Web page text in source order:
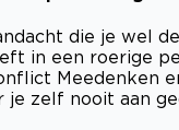
die je wel
in een roerige
Meedenken
je zelf nooit aan